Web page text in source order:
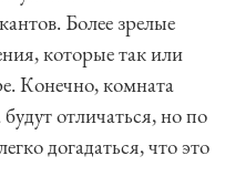
Более зрелые
которые так или
Конечно, комната
отличаться, но по
догадаться, что это